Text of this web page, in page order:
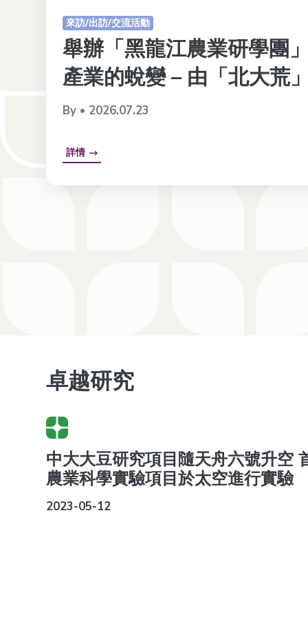
來訪/出訪/交流活動
舉辦「黑龍江農業研學團
產業的蛻變 – 由「北大荒
By • 2026.07.23
詳情
卓越研究
中大大豆研究項目隨天舟六號升空
農業科學實驗項目於太空進行實驗
2023-05-12